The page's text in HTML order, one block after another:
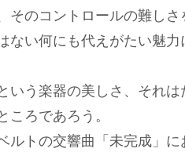
そのコントロールの難しさ
ない何にも代えがたい魅力
いう楽器の美しさ、それは
ころであろう。
トの交響曲「未完成」に